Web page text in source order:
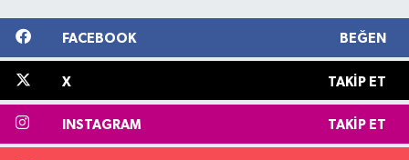
FACEBOOK BEĞEN
X TAKIP ET
INSTAGRAM TAKIP ET